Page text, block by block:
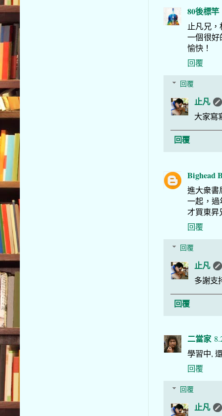
80後標竿
止凡兄
一個很
愉快！
回覆
回覆
止凡
大家寫
回覆
Bighead
進大衆書
一起，
才買東昇
回覆
回覆
止凡
多謝支
回覆
二當家
學習中,
回覆
回覆
止凡